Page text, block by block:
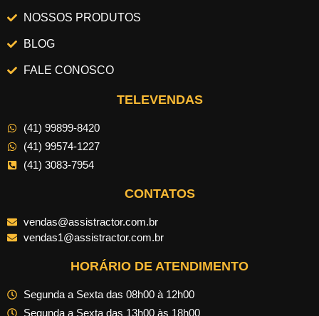
NOSSOS PRODUTOS
BLOG
FALE CONOSCO
TELEVENDAS
(41) 99899-8420
(41) 99574-1227
(41) 3083-7954
CONTATOS
vendas@assistractor.com.br
vendas1@assistractor.com.br
HORÁRIO DE ATENDIMENTO
Segunda a Sexta das 08h00 à 12h00
Segunda a Sexta das 13h00 às 18h00